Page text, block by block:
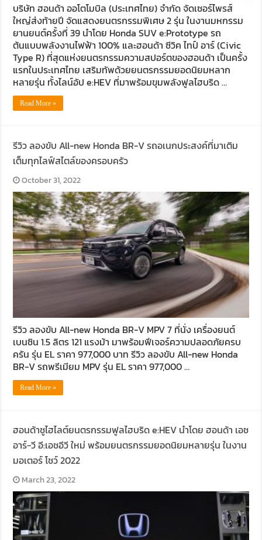
บริษัท ฮอนด้า ออโตโมบิล (ประเทศไทย) จำกัด จัดเซอร์ไพรส์
ใหญ่ส่งท้ายปี จัดแสดงยนตรกรรมพิเศษ 2 รุ่น ในงานมหกรรม
ยานยนต์ครั้งที่ 39 นำโดย Honda SUV e:Prototype รถ
ต้นแบบพลังงานไฟฟ้า 100% และฮอนด้า ซีวิค ไทป์ อาร์ (Civic
Type R) ที่สุดแห่งยนตรกรรมความสปอร์ตของฮอนด้า เป็นครั้ง
แรกในประเทศไทย เสริมทัพด้วยยนตรกรรมยอดนิยมหลาก
หลายรุ่น ทั้งไลน์อัป e:HEV ที่มาพร้อมขุมพลังฟูลไฮบริด …
Read More »
รีวิว ลองขับ All-new Honda BR-V รถอเนกประสงค์ที่มาเติม
เต็มทุกไลฟ์สไตล์ของครอบครัว
October 31, 2022
รีวิว ลองขับ All-new Honda BR-V MPV 7 ที่นั่ง เครื่องยนต์
เบนซิน 1.5 ลิตร 121 แรงม้า มาพร้อมฟีเจอร์ความปลอดภัยครบ
ครัน รุ่น EL ราคา 977,000 บาท รีวิว ลองขับ All-new Honda
BR-V รถพรีเมียม MPV รุ่น EL ราคา 977,000 …
Read More »
ฮอนด้าชูไฮไลต์ยนตรกรรมฟูลไฮบริด e:HEV นำโดย ฮอนด้า เอช
อาร์-วี อี:เอชอีวี ใหม่ พร้อมยนตรกรรมยอดนิยมหลายรุ่น ในงาน
มอเตอร์ โชว์ 2022
March 23, 2022